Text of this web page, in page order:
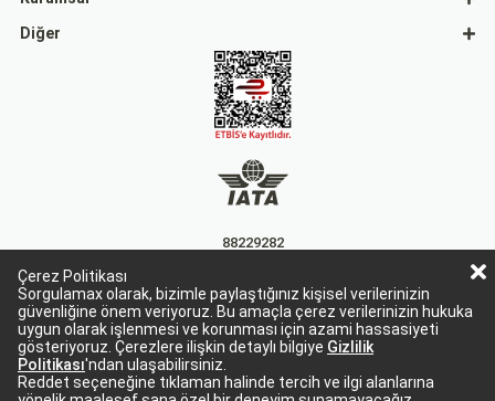
Çerez Politikası
Sorgulamax olarak, bizimle paylaştığınız kişisel verilerinizin
güvenliğine önem veriyoruz. Bu amaçla çerez verilerinizin hukuka
uygun olarak işlenmesi ve korunması için azami hassasiyeti
gösteriyoruz. Çerezlere ilişkin detaylı bilgiye Gizlilik
Politikası'ndan ulaşabilirsiniz.
Reddet seçeneğine tıklaman halinde tercih ve ilgi alanlarına
Diğer
88229282
15863